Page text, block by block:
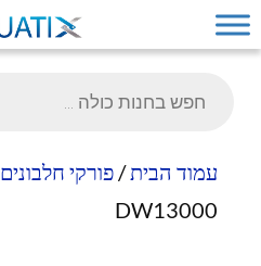
עמוד הבית/פורקי חלבונים
DW13000